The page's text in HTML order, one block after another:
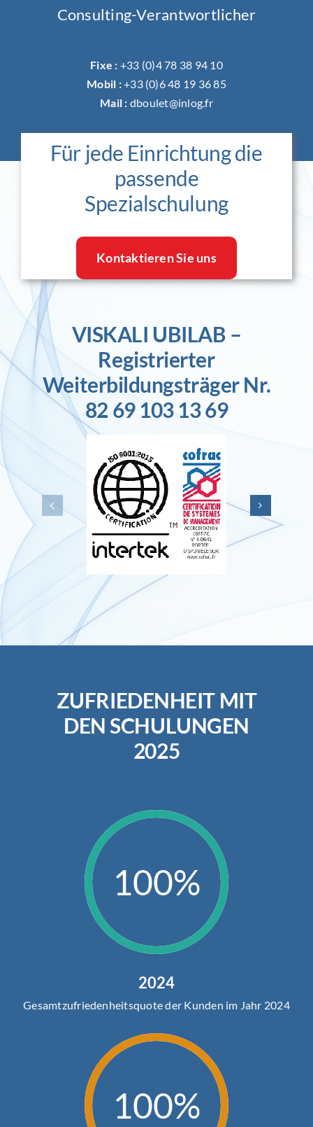
Consulting-Verantwortlicher
Fixe : +33 (0)4 78 38 94 10
Mobil :+33 (0)6 48 19 36 85
Mail : dboulet@inlog.fr
Für jede Einrichtung die
passende
Spezialschulung
Kontaktieren Sie uns
VISKALI UBILAB –
Registrierter
Weiterbildungsträger Nr.
82 69 103 13 69
ZUFRIEDENHEIT MIT
DEN SCHULUNGEN
2025
100%
2024
Gesamtzufriedenheitsquote der Kunden im Jahr 2024
100%